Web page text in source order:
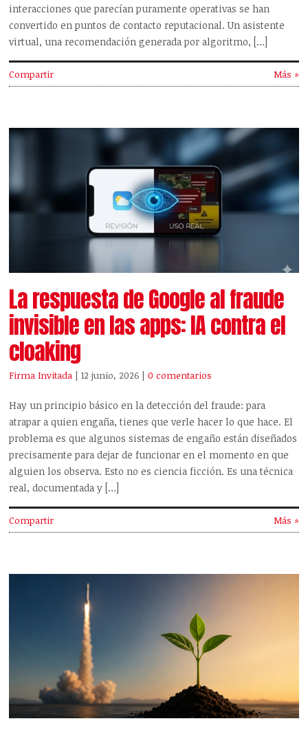
interacciones que parecían puramente operativas se han
convertido en puntos de contacto reputacional. Un asistente
virtual, una recomendación generada por algoritmo, […]
Compartir Más »
La respuesta de Google al fraude
invisible en las apps: IA contra el
cloaking
Firma Invitada | 12 junio, 2026 |0 comentarios
Hay un principio básico en la detección del fraude: para
atrapar a quien engaña, tienes que verle hacer lo que hace. El
problema es que algunos sistemas de engaño están diseñados
precisamente para dejar de funcionar en el momento en que
alguien los observa. Esto no es ciencia ficción. Es una técnica
real, documentada y […]
Compartir Más »